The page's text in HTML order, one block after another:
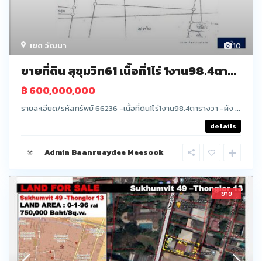
10
เขต วัฒนา
ขายที่ดิน สุขุมวิท61 เนื้อที่1ไร่ 1งาน98.4ตา...
฿ 600,000,000
รายละเอียด/รหัสทรัพย์ 66236 -เนื้อที่ดิน1ไร่1งาน98.4ตารางวา -ผัง ...
details
Admin Baanruaydee Meesook
ขาย